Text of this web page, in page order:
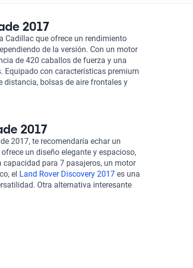
2017
Cadillac que ofrece un rendimiento
de la versión. Con un motor
de 420 caballos de fuerza y una
Equipado con características premium
distancia, bolsas de aire frontales y
2017 ofrece una experiencia
y desempeño. Nuestro
paso del proceso de compra,
un auto con nosotros. Además, en
obtener el auto de tus sueños
Kavak y haz realidad tu próxima
2017
2017, te recomendaría echar un
ofrece un diseño elegante y espacioso,
para 7 pasajeros, un motor
el Land Rover Discovery 2017 es una
Otra alternativa interesante
de conducción emocionante y